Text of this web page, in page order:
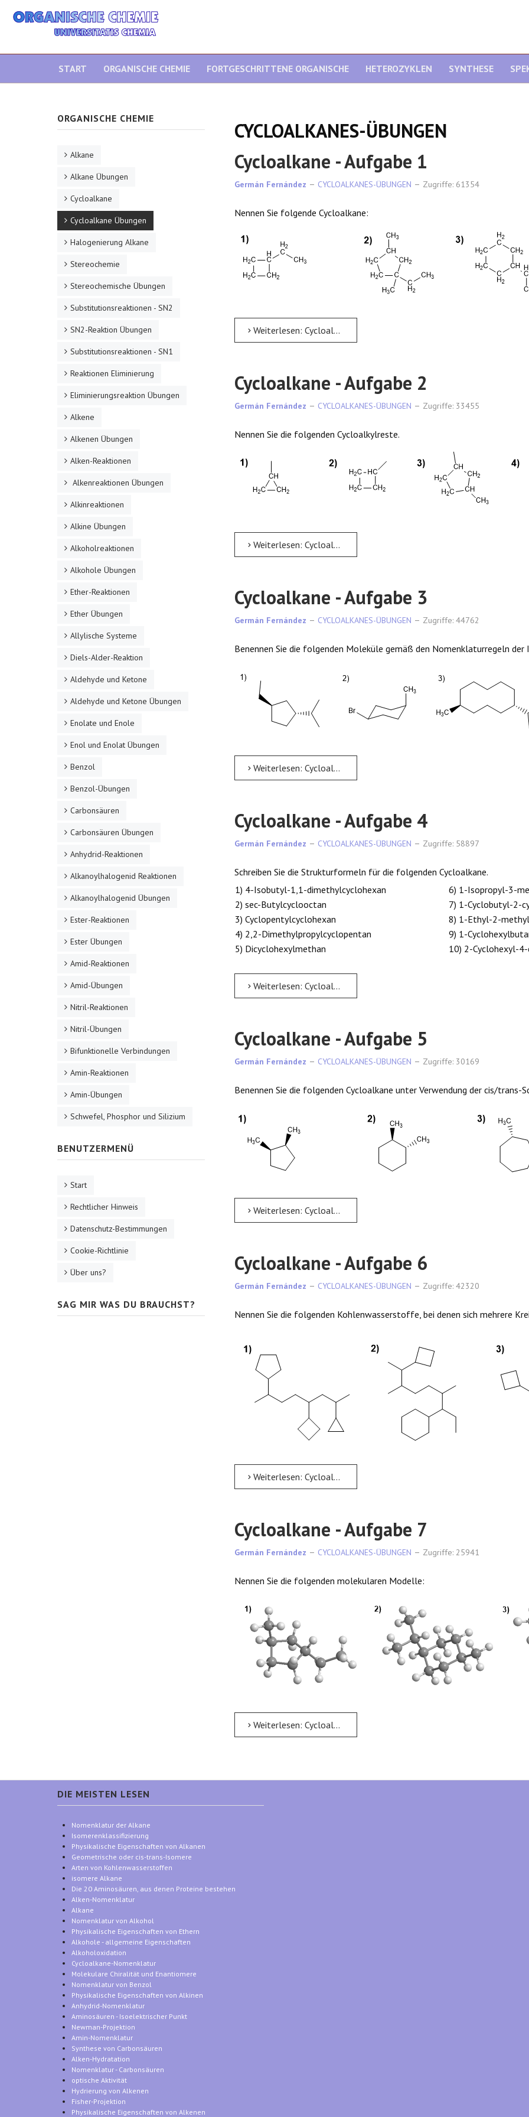
START ORGANISCHE CHEMIE FORTGESCHRITTENE ORGANISCHE HETEROZYKLEN SYNTHESE
CYCLOALKANES-ÜBUNGEN
Cycloalkane - Aufgabe 1
Germán Fernández CYCLOALKANES-ÜBUNGEN Zugriffe: 61354
Nennen Sie folgende Cycloalkane:
Weiterlesen: Cycloalkane - Aufgabe 1
Cycloalkane - Aufgabe 2
Germán Fernández CYCLOALKANES-ÜBUNGEN Zugriffe: 33455
Nennen Sie die folgenden Cycloalkylreste.
Weiterlesen: Cycloalkane - Aufgabe 2
Cycloalkane - Aufgabe 3
Germán Fernández CYCLOALKANES-ÜBUNGEN Zugriffe: 44762
Benennen Sie die folgenden Moleküle gemäß den Nomenklaturregeln der
Weiterlesen: Cycloalkane - Aufgabe 3
Cycloalkane - Aufgabe 4
Germán Fernández CYCLOALKANES-ÜBUNGEN Zugriffe: 58897
Schreiben Sie die Strukturformeln für die folgenden Cycloalkane.
1) 4-Isobutyl-1,1-dimethylcyclohexan
2) sec-Butylcyclooctan
3) Cyclopentylcyclohexan
4) 2,2-Dimethylpropylcyclopentan
5) Dicyclohexylmethan
6) 1-Isopropyl-3-
7) 1-Cyclobutyl-2-
8) 1-Ethyl-2-
9) 1-
10) 2-Cyclohexyl-
Weiterlesen: Cycloalkane - Aufgabe 4
Cycloalkane - Aufgabe 5
Germán Fernández CYCLOALKANES-ÜBUNGEN Zugriffe: 30169
Benennen Sie die folgenden Cycloalkane unter Verwendung der cis/trans-
Weiterlesen: Cycloalkane - Aufgabe 5
Cycloalkane - Aufgabe 6
Germán Fernández CYCLOALKANES-ÜBUNGEN Zugriffe: 42320
Nennen Sie die folgenden Kohlenwasserstoffe, bei denen sich mehrere
Weiterlesen: Cycloalkane - Aufgabe 6
Cycloalkane - Aufgabe 7
Germán Fernández CYCLOALKANES-ÜBUNGEN Zugriffe: 25941
Nennen Sie die folgenden molekularen Modelle:
Weiterlesen: Cycloalkane - Aufgabe 7
ORGANISCHE CHEMIE
Alkane
Alkane Übungen
Cycloalkane
Cycloalkane Übungen
Halogenierung Alkane
Stereochemie
Stereochemische Übungen
Substitutionsreaktionen - SN2
SN2-Reaktion Übungen
Substitutionsreaktionen - SN1
Reaktionen Eliminierung
Eliminierungsreaktion Übungen
Alkene
Alkenen Übungen
Alken-Reaktionen
Alkenreaktionen Übungen
Alkinreaktionen
Alkine Übungen
Alkoholreaktionen
Alkohole Übungen
Ether-Reaktionen
Ether Übungen
Allylische Systeme
Diels-Alder-Reaktion
Aldehyde und Ketone
Aldehyde und Ketone Übungen
Enolate und Enole
Enol und Enolat Übungen
Benzol
Benzol-Übungen
Carbonsäuren
Carbonsäuren Übungen
Anhydrid-Reaktionen
Alkanoylhalogenid Reaktionen
Alkanoylhalogenid Übungen
Ester-Reaktionen
Ester Übungen
Amid-Reaktionen
Amid-Übungen
Nitril-Reaktionen
Nitril-Übungen
Bifunktionelle Verbindungen
Amin-Reaktionen
Amin-Übungen
Schwefel, Phosphor und Silizium
BENUTZERMENÜ
Start
Rechtlicher Hinweis
Datenschutz-Bestimmungen
Cookie-Richtlinie
Über uns?
SAG MIR WAS DU BRAUCHST?
DIE MEISTEN LESEN
Nomenklatur der Alkane
Isomerenklassifizierung
Physikalische Eigenschaften von Alkanen
Geometrische oder cis-trans-Isomere
Arten von Kohlenwasserstoffen
isomere Alkane
Die 20 Aminosäuren, aus denen Proteine bestehen
Alken-Nomenklatur
Alkane
Nomenklatur von Alkohol
Physikalische Eigenschaften von Ethern
Alkohole - allgemeine Eigenschaften
Alkoholoxidation
Cycloalkane-Nomenklatur
Molekulare Chiralität und Enantiomere
Nomenklatur von Benzol
Physikalische Eigenschaften von Alkinen
Anhydrid-Nomenklatur
Aminosäuren - Isoelektrischer Punkt
Newman-Projektion
Amin-Nomenklatur
Synthese von Carbonsäuren
Alken-Hydratation
Nomenklatur - Carbonsäuren
optische Aktivität
Hydrierung von Alkenen
Fisher-Projektion
Physikalische Eigenschaften von Alkenen